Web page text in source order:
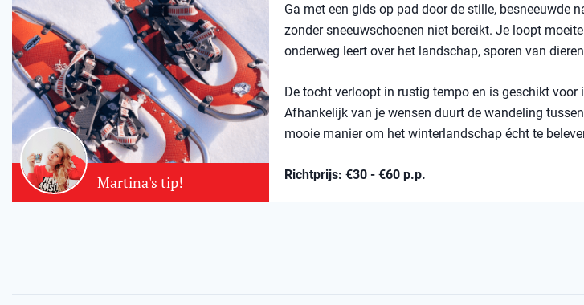
Martina's tip!
Ga met een gids op pad door de stille, besneeuwde
zonder sneeuwschoenen niet bereikt. Je loopt
onderweg leert over het landschap, sporen van
De tocht verloopt in rustig tempo en is geschikt voor
Afhankelijk van je wensen duurt de wandeling
mooie manier om het winterlandschap écht te
Richtprijs: €30 - €60 p.p.